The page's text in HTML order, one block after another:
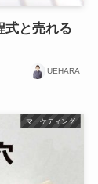
式と売れる
UEHARA
マーケティング